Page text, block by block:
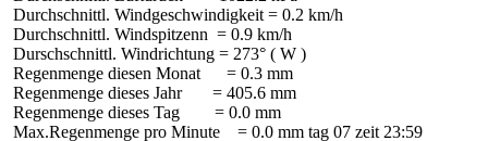
Durchschnittl. Windgeschwindigkeit = 0.2 km/h
Durchschnittl. Windspitzenn  = 0.9 km/h
Durschschnittl. Windrichtung = 273° ( W )
Regenmenge diesen Monat      = 0.3 mm
Regenmenge dieses Jahr       = 405.6 mm
Regenmenge dieses Tag        = 0.0 mm